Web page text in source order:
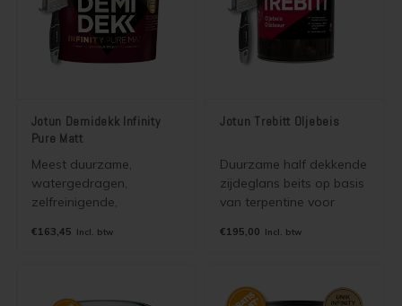
mogelijk maakt.
Jotun Demidekk Infinity
Pure Matt
Meest duurzame,
watergedragen,
zelfreinigende,
matte beits voor binnen
accentueert en lange
€163,45 Incl. btw
Jotun Trebitt Oljebeis
Duurzame half dekkende
zijdeglans beits op basis
van terpentine voor
Impregneermiddel en
vettige houtsoorten
€195,00 Incl. btw